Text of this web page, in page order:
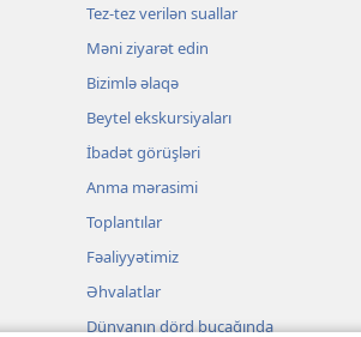
Tez-tez verilən suallar
Məni ziyarət edin
Bizimlə əlaqə
Beytel ekskursiyaları
İbadət görüşləri
Anma mərasimi
Toplantılar
Fəaliyyətimiz
Əhvalatlar
Dünyanın dörd bucağında